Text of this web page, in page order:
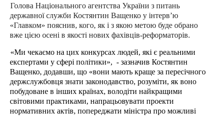
Голова Національного агентства України з питань
державної служби Костянтин Ващенко у інтерв’ю
«Главком» пояснив, кого, як і з якою метою буде обрано
вже цією осені в якості нових фахівців-реформаторів.
«Ми чекаємо на цих конкурсах людей, які є реальними
експертами у сфері політики», - зазначив Костянтин
Ващенко, додавши, що «вони мають краще за пересічного
держслужбовця знати законодавство, розуміти, як воно
побудоване в інших країнах, володіти найкращими
світовими практиками, напрацьовувати проекти
нормативних актів, попереджати міністра про можливі